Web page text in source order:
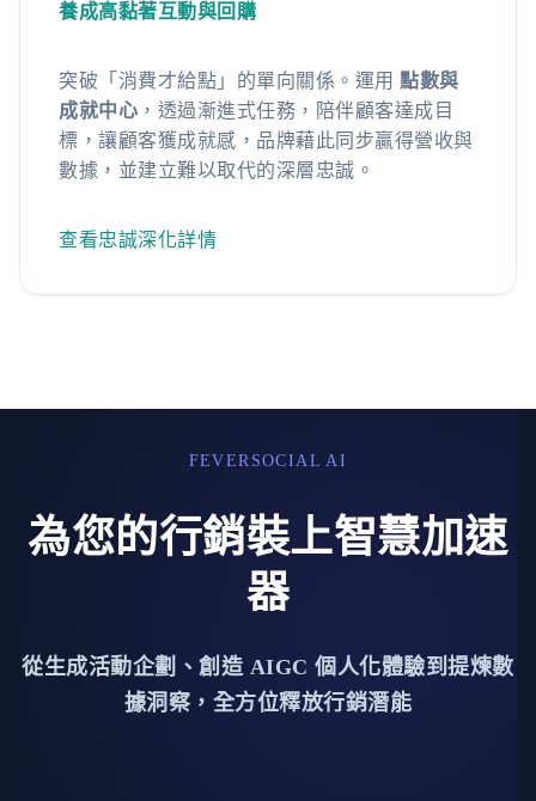
養成高黏著互動與回購
突破「消費才給點」的單向關係。運用 點數與
成就中心 ，透過漸進式任務，陪伴顧客達成目
標，讓顧客獲成就感，品牌藉此同步贏得營收與
數據，並建立難以取代的深層忠誠。
查看忠誠深化詳情
FEVERSOCIAL AI
為您的行銷裝上智慧加速
器
從生成活動企劃、創造 AIGC 個人化體驗到提煉數
據洞察，全方位釋放行銷潛能